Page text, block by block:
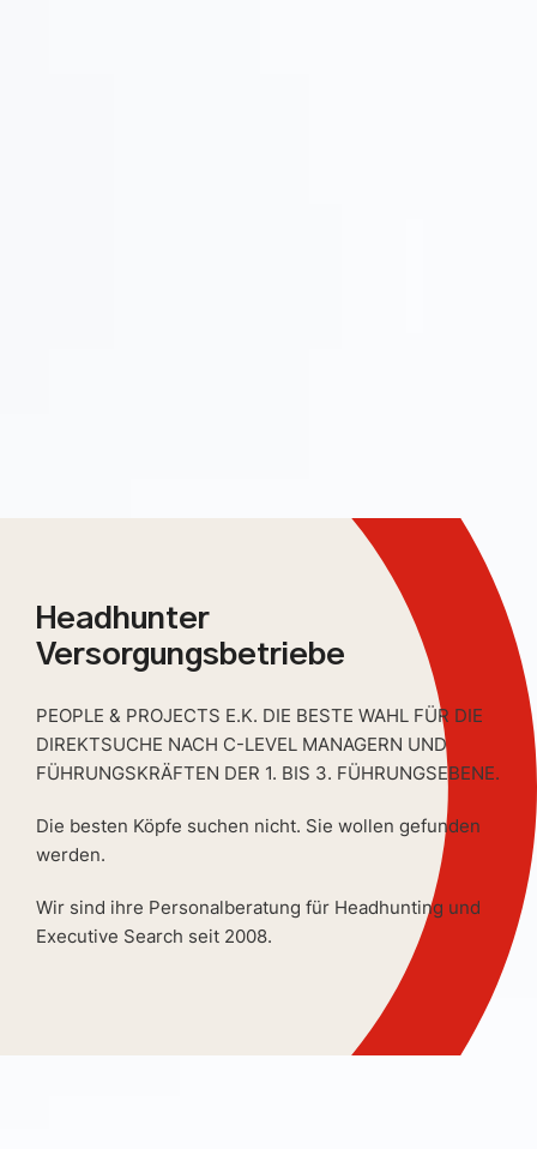
Headhunter
Versorgungsbetriebe
PEOPLE & PROJECTS E.K. DIE BESTE WAHL FÜR DIE
DIREKTSUCHE NACH C-LEVEL MANAGERN UND
FÜHRUNGSKRÄFTEN DER 1. BIS 3. FÜHRUNGSEBENE.
Die besten Köpfe suchen nicht. Sie wollen gefunden
werden.
Wir sind ihre Personalberatung für Headhunting und
Executive Search seit 2008.